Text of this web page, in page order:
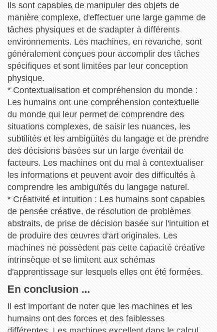
Ils sont capables de manipuler des objets de
manière complexe, d'effectuer une large gamme de
tâches physiques et de s'adapter à différents
environnements. Les machines, en revanche, sont
généralement conçues pour accomplir des tâches
spécifiques et sont limitées par leur conception
physique.
* Contextualisation et compréhension du monde :
Les humains ont une compréhension contextuelle
du monde qui leur permet de comprendre des
situations complexes, de saisir les nuances, les
subtilités et les ambigüités du langage et de prendre
des décisions basées sur un large éventail de
facteurs. Les machines ont du mal à contextualiser
les informations et peuvent avoir des difficultés à
comprendre les ambiguïtés du langage naturel.
* Créativité et intuition : Les humains sont capables
de pensée créative, de résolution de problèmes
abstraits, de prise de décision basée sur l'intuition et
de produire des œuvres d'art originales. Les
machines ne possèdent pas cette capacité créative
intrinsèque et se limitent aux schémas
d'apprentissage sur lesquels elles ont été formées.
En conclusion ...
Il est important de noter que les machines et les
humains ont des forces et des faiblesses